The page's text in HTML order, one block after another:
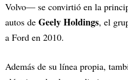
Volvo— se convirtió en la
autos de Geely Holdings, el
a Ford en 2010.
Además de su línea propia,